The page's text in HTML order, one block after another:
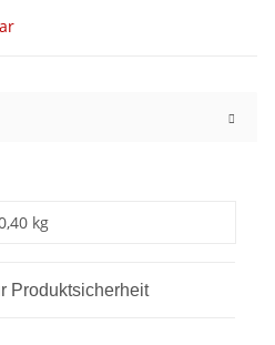
kg
Produktsicherheit